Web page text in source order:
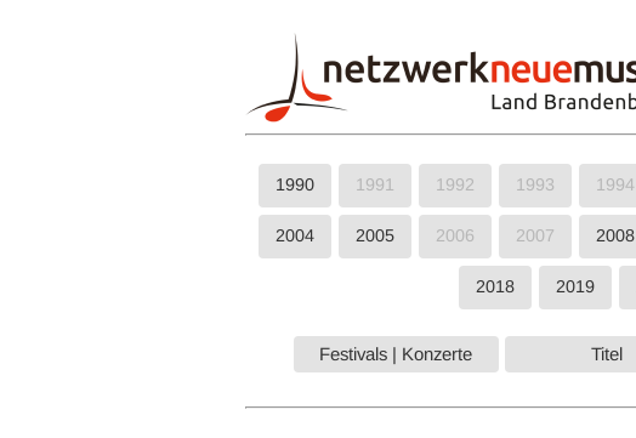
1990 1991 1992 1993 1994
2004 2005 2006 2007 2008
2018 2019
Festivals | Konzerte Titel